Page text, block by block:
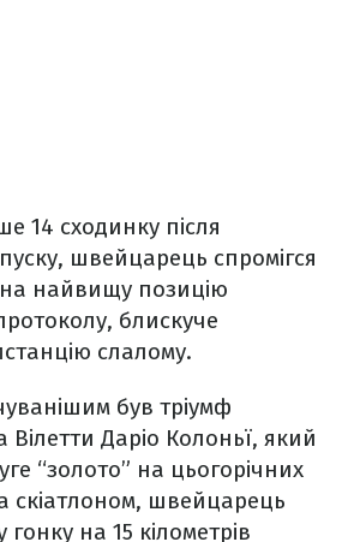
14 сходинку після
швейцарець спромігся
найвищу позицію
блискуче
слалому.
був тріумф
Вілетти Даріо Колоньї, який
“золото” на цьогорічних
скіатлоном, швейцарець
на 15 кілометрів